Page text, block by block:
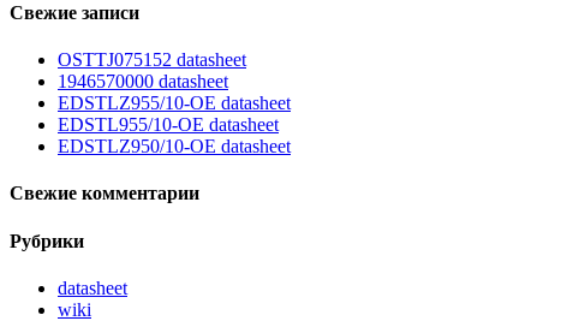
Свежие записи
OSTTJ075152 datasheet
1946570000 datasheet
EDSTLZ955/10-OE datasheet
EDSTL955/10-OE datasheet
EDSTLZ950/10-OE datasheet
Свежие комментарии
Рубрики
datasheet
wiki